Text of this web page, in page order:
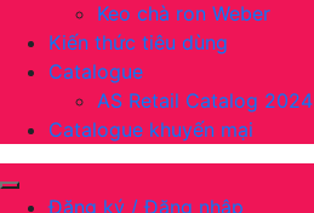
Keo chà ron Weber
Kiến thức tiêu dùng
Catalogue
AS Retail Catalog 2024
Catalogue khuyến mại
Đăng ký / Đăng nhập